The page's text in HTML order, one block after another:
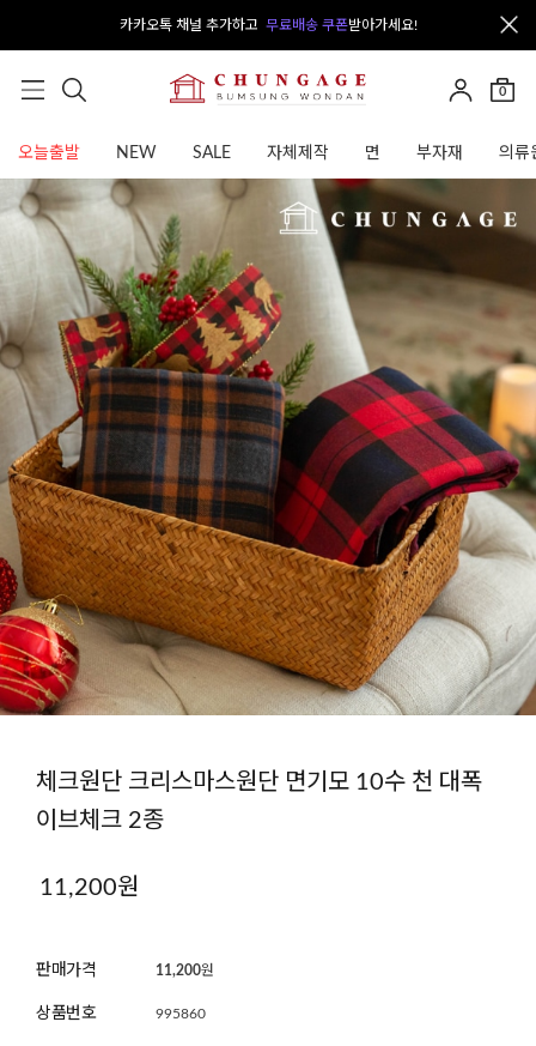
카카오톡 채널 추가하고 무료배송 쿠폰받아가세요!
0
오늘출발 NEW SALE 자체제작 면 부자재 의류
체크원단 크리스마스원단 면기모 10수 천 대폭
이브체크 2종
11,200원
판매가격 11,200원
상품번호 995860